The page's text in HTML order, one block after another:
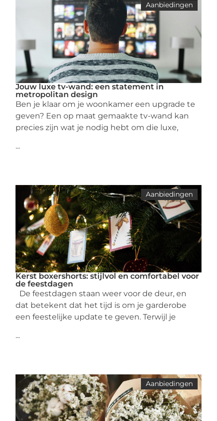
Aanbiedingen
Jouw luxe tv-wand: een statement in
metropolitan design
Ben je klaar om je woonkamer een upgrade te
geven? Een op maat gemaakte tv-wand kan
precies zijn wat je nodig hebt om die luxe,
...
Aanbiedingen
Kerst boxershorts: stijlvol en comfortabel voor
de feestdagen
De feestdagen staan weer voor de deur, en
dat betekent dat het tijd is om je garderobe
een feestelijke update te geven. Terwijl je
...
Aanbiedingen